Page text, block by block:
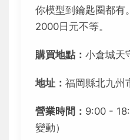
你模型到鑰匙圈都有
2000日元不等。
購買地點： 小倉城天
地址： 福岡縣北九州
營業時間： 9:00 -
變動）